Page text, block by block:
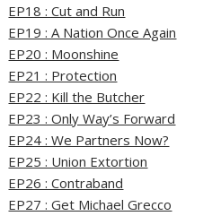
EP18 : Cut and Run
EP19 : A Nation Once Again
EP20 : Moonshine
EP21 : Protection
EP22 : Kill the Butcher
EP23 : Only Way’s Forward
EP24 : We Partners Now?
EP25 : Union Extortion
EP26 : Contraband
EP27 : Get Michael Grecco